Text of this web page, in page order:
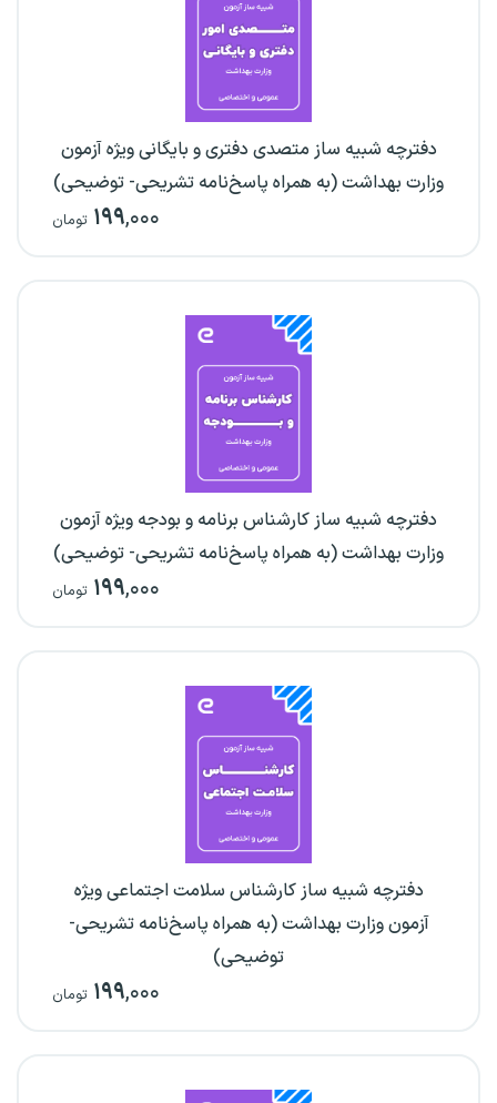
دفترچه شبیه ساز متصدی دفتری و بایگانی ویژه آزمون
وزارت بهداشت (به همراه پاسخ‌نامه تشریحی- توضیحی)
۱۹۹,۰۰۰ تومان
دفترچه شبیه ساز کارشناس برنامه و بودجه ویژه آزمون
وزارت بهداشت (به همراه پاسخ‌نامه تشریحی- توضیحی)
۱۹۹,۰۰۰ تومان
دفترچه شبیه ساز کارشناس سلامت اجتماعی ویژه
آزمون وزارت بهداشت (به همراه پاسخ‌نامه تشریحی-
توضیحی)
۱۹۹,۰۰۰ تومان